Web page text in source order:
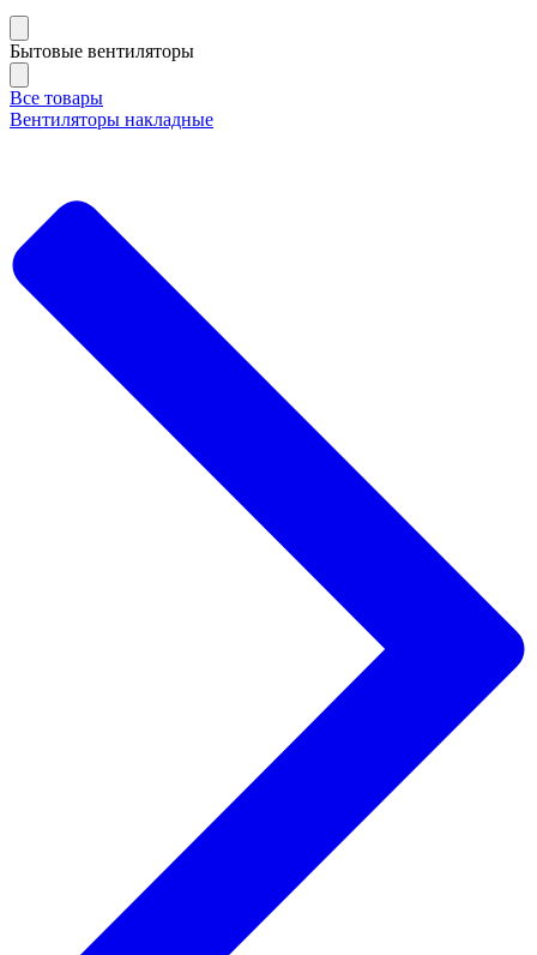
Бытовые вентиляторы
Все товары
Вентиляторы накладные